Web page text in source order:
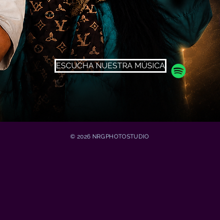
ESCUCHA NUESTRA MÚSICA
© 2026 NRGPHOTOSTUDIO